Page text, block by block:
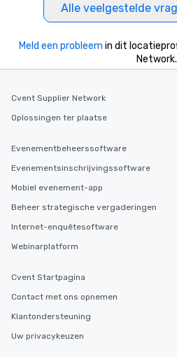
Alle veelgestelde
Meld een probleem in dit
Network.
Cvent Supplier Network
Oplossingen ter plaatse
Evenementbeheerssoftware
Evenementsinschrijvingssoftware
Mobiel evenement-app
Beheer strategische vergaderingen
Internet-enquêtesoftware
Webinarplatform
Cvent Startpagina
Contact met ons opnemen
Klantondersteuning
Uw privacykeuzen